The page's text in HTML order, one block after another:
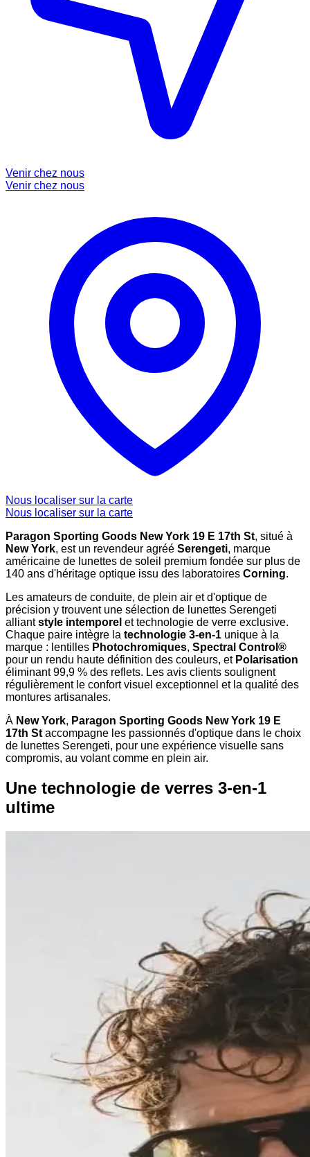
Venir chez nous
Venir chez nous
Nous localiser sur la carte
Nous localiser sur la carte
Paragon Sporting Goods New York 19 E 17th St, situé à
New York, est un revendeur agréé Serengeti, marque
américaine de lunettes de soleil premium fondée sur plus de
140 ans d'héritage optique issu des laboratoires Corning.
Les amateurs de conduite, de plein air et d'optique de
précision y trouvent une sélection de lunettes Serengeti
alliantstyle intemporel et technologie de verre exclusive.
Chaque paire intègre la technologie 3-en-1 unique à la
marque : lentilles Photochromiques, Spectral Control®
pour un rendu haute définition des couleurs, et Polarisation
éliminant 99,9 % des reflets. Les avis clients soulignent
régulièrement le confort visuel exceptionnel et la qualité des
montures artisanales.
À New York, Paragon Sporting Goods New York 19 E
17th Staccompagne les passionnés d'optique dans le choix
de lunettes Serengeti, pour une expérience visuelle sans
compromis, au volant comme en plein air.
Une technologie de verres 3-en-1
ultime